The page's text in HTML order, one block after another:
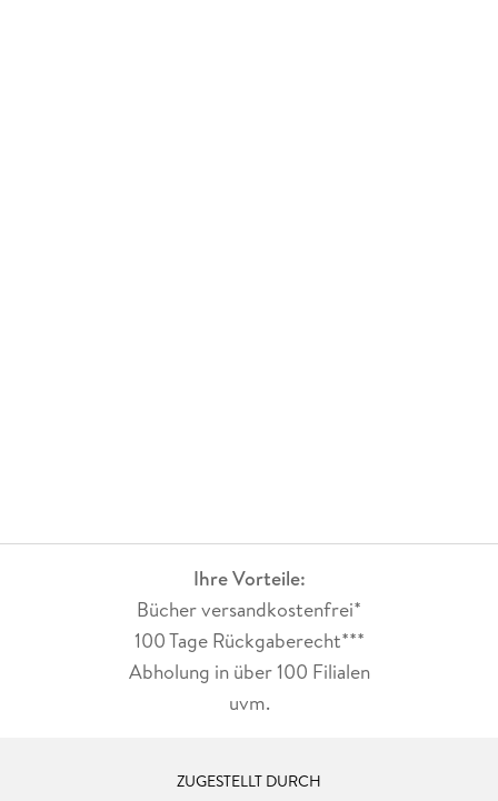
Ihre Vorteile:
Bücher versandkostenfrei*
100 Tage Rückgaberecht***
Abholung in über 100 Filialen
uvm.
ZUGESTELLT DURCH